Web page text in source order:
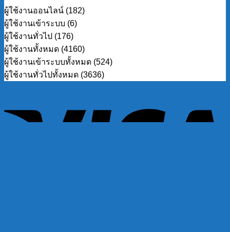
ผู้ใช้งานออนไลน์ (182)
ผู้ใช้งานเข้าระบบ (6)
ผู้ใช้งานทั่วไป (176)
ผู้ใช้งานทั้งหมด (4160)
ผู้ใช้งานเข้าระบบทั้งหมด (524)
ผู้ใช้งานทั่วไปทั้งหมด (3636)